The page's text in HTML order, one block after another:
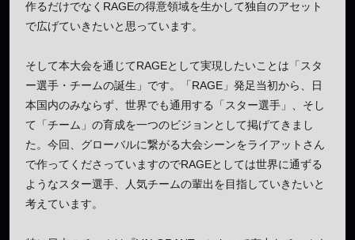
作るだけでなくRAGEの得意領域を生かして独自のアセット
で広げていきたいと思っています。
そして本大会を通じてRAGEとして実現したいことは「スタ
ー選手・チームの誕生」です。「RAGE」発足当初から、日
本国内のみならず、世界でも通用する「スター選手」、そし
て「チーム」の育成を一つのビジョンとして掲げてきまし
た。今回、グローバルに繋がる大会シーンをライアットさん
で作ってくださっていますのでRAGEとしては世界に通ずる
ようなスター選手、人気チームの輩出を目指していきたいと
考えています。